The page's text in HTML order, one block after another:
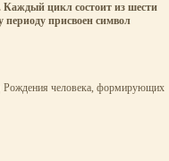
Каждый цикл состоит из шести
периоду присвоен символ
Рождения человека, формирующих